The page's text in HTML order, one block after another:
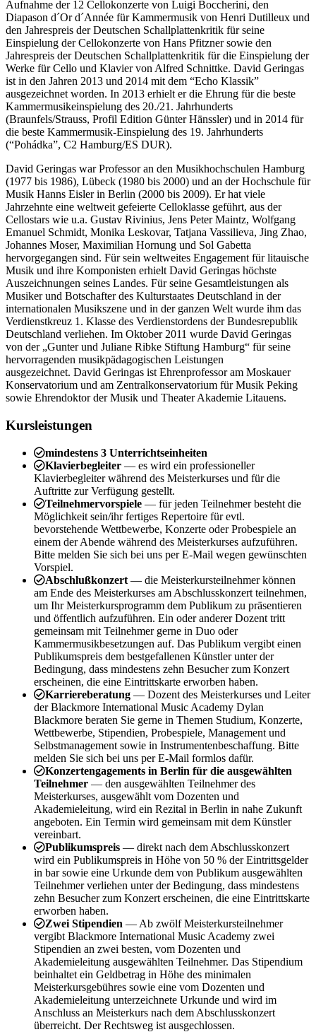
Aufnahme der 12 Cellokonzerte von Luigi Boccherini, den
Diapason d´Or d´Année für Kammermusik von Henri Dutilleux und
den Jahrespreis der Deutschen Schallplattenkritik für seine
Einspielung der Cellokonzerte von Hans Pfitzner sowie den
Jahrespreis der Deutschen Schallplattenkritik für die Einspielung der
Werke für Cello und Klavier von Alfred Schnittke. David Geringas
ist in den Jahren 2013 und 2014 mit dem “Echo Klassik”
ausgezeichnet worden. In 2013 erhielt er die Ehrung für die beste
Kammermusikeinspielung des 20./21. Jahrhunderts
(Braunfels/Strauss, Profil Edition Günter Hänssler) und in 2014 für
die beste Kammermusik-Einspielung des 19. Jahrhunderts
(“Pohádka”, C2 Hamburg/ES DUR).
David Geringas war Professor an den Musikhochschulen Hamburg
(1977 bis 1986), Lübeck (1980 bis 2000) und an der Hochschule für
Musik Hanns Eisler in Berlin (2000 bis 2009). Er hat viele
Jahrzehnte eine weltweit gefeierte Celloklasse geführt, aus der
Cellostars wie u.a. Gustav Rivinius, Jens Peter Maintz, Wolfgang
Emanuel Schmidt, Monika Leskovar, Tatjana Vassilieva, Jing Zhao,
Johannes Moser, Maximilian Hornung und Sol Gabetta
hervorgegangen sind. Für sein weltweites Engagement für litauische
Musik und ihre Komponisten erhielt David Geringas höchste
Auszeichnungen seines Landes. Für seine Gesamtleistungen als
Musiker und Botschafter des Kulturstaates Deutschland in der
internationalen Musikszene und in der ganzen Welt wurde ihm das
Verdienstkreuz 1. Klasse des Verdienstordens der Bundesrepublik
Deutschland verliehen. Im Oktober 2011 wurde David Geringas
von der „Gunter und Juliane Ribke Stiftung Hamburg“ für seine
hervorragenden musikpädagogischen Leistungen
ausgezeichnet. David Geringas ist Ehrenprofessor am Moskauer
Konservatorium und am Zentralkonservatorium für Musik Peking
sowie Ehrendoktor der Musik und Theater Akademie Litauens.
Kursleistungen
mindestens 3 Unterrichtseinheiten
Klavierbegleiter — es wird ein professioneller
Klavierbegleiter während des Meisterkurses und für die
Auftritte zur Verfügung gestellt.
Teilnehmervorspiele — für jeden Teilnehmer besteht die
Möglichkeit sein/ihr fertiges Repertoire für evtl.
bevorstehende Wettbewerbe, Konzerte oder Probespiele an
einem der Abende während des Meisterkurses aufzuführen.
Bitte melden Sie sich bei uns per E-Mail wegen gewünschten
Vorspiel.
Abschlußkonzert — die Meisterkursteilnehmer können
am Ende des Meisterkurses am Abschlusskonzert teilnehmen,
um Ihr Meisterkursprogramm dem Publikum zu präsentieren
und öffentlich aufzuführen. Ein oder anderer Dozent tritt
gemeinsam mit Teilnehmer gerne in Duo oder
Kammermusikbesetzungen auf. Das Publikum vergibt einen
Publikumspreis dem bestgefallenen Künstler unter der
Bedingung, dass mindestens zehn Besucher zum Konzert
erscheinen, die eine Eintrittskarte erworben haben.
Karriereberatung — Dozent des Meisterkurses und Leiter
der Blackmore International Music Academy Dylan
Blackmore beraten Sie gerne in Themen Studium, Konzerte,
Wettbewerbe, Stipendien, Probespiele, Management und
Selbstmanagement sowie in Instrumentenbeschaffung. Bitte
melden Sie sich bei uns per E-Mail formlos dafür.
Konzertengagements in Berlin für die ausgewählten
Teilnehmer — den ausgewählten Teilnehmer des
Meisterkurses, ausgewählt vom Dozenten und
Akademieleitung, wird ein Rezital in Berlin in nahe Zukunft
angeboten. Ein Termin wird gemeinsam mit dem Künstler
vereinbart.
Publikumspreis — direkt nach dem Abschlusskonzert
wird ein Publikumspreis in Höhe von 50 % der Eintrittsgelder
in bar sowie eine Urkunde dem von Publikum ausgewählten
Teilnehmer verliehen unter der Bedingung, dass mindestens
zehn Besucher zum Konzert erscheinen, die eine Eintrittskarte
erworben haben.
Zwei Stipendien — Ab zwölf Meisterkursteilnehmer
vergibt Blackmore International Music Academy zwei
Stipendien an zwei besten, vom Dozenten und
Akademieleitung ausgewählten Teilnehmer. Das Stipendium
beinhaltet ein Geldbetrag in Höhe des minimalen
Meisterkursgebühres sowie eine vom Dozenten und
Akademieleitung unterzeichnete Urkunde und wird im
Anschluss an Meisterkurs nach dem Abschlusskonzert
überreicht. Der Rechtsweg ist ausgechlossen.